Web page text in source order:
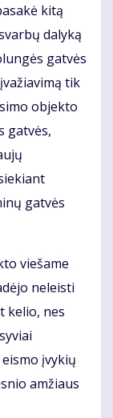
kitą
dalyką
gatvės
tik
objekto
gatvės,
gatvės
viešame
neleisti
kelio, nes
įvykių
amžiaus